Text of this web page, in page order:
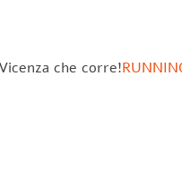
che corre!